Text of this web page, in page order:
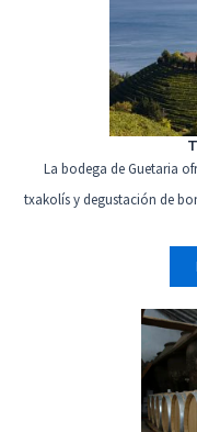
La bodega de Guetaria
txakolís y degustación de